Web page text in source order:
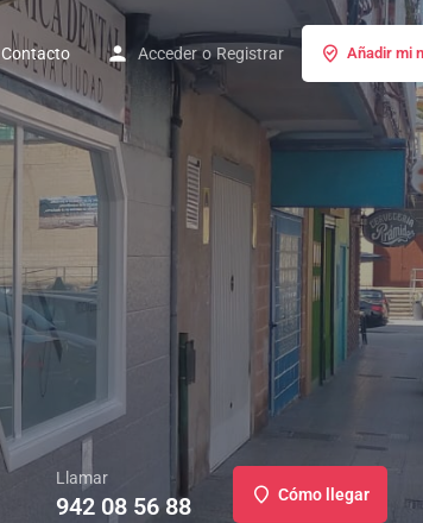
Contacto Acceder o Registrar Añadir mi
Llamar
942 08 56 88 Cómo llegar